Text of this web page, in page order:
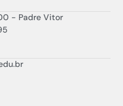
- Padre Vitor